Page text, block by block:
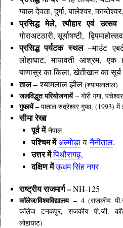
ग्वाल देवता, दुर्गा, बालेश्वर,
प्रसिद्ध मेले, त्यौहार एवंउत्सव
गोराअटठारी, सूर्याषष्टी,
प्रसिद्ध पर्यटक स्थल –माउंट
लोहाघाट, मायावती आश्रम, एक
बाणासुर का किला, खेतीखान का सूर्य
ताल –श्यामलाल झील (श्यामलाताल)
जलविद्धुत परियोजनायें– गोरी गंगा,
गुफायें –पाताल रुद्रेश्वर गुफा, (1993)
सीमा रेखा
पूर्व मेंनेपाल
पश्चिम मेंअल्मोड़ावनैनीताल,
उत्तर मेंपिथौरागढ़,
दक्षिण मेंऊधम सिंह नगर
राष्ट्रीय राजमार्ग –NH-125
कॉलेज/विश्वविद्यालय – 4 (राजकीय
कॉलेज टनकपुर, राजकीय पी.जी.
लोहाघाट)